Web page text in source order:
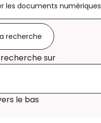
les documents numériques
recherche
sur
le bas